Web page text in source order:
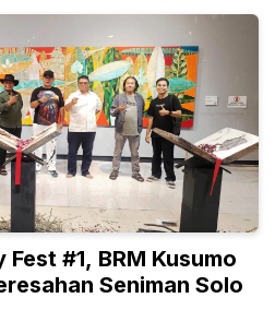
#1, BRM Kusumo
Seniman Solo